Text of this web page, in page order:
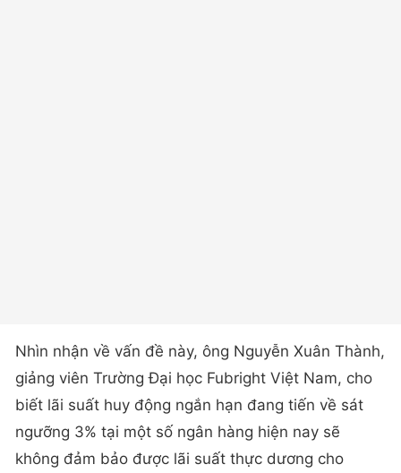
Nhìn nhận về vấn đề này, ông Nguyễn Xuân Thành,
giảng viên Trường Đại học Fubright Việt Nam, cho
biết lãi suất huy động ngắn hạn đang tiến về sát
ngưỡng 3% tại một số ngân hàng hiện nay sẽ
không đảm bảo được lãi suất thực dương cho